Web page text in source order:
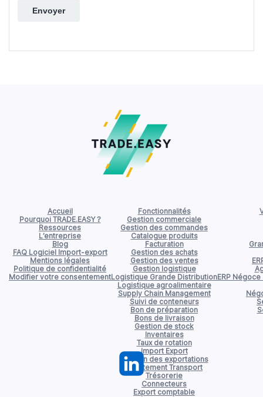
Accueil
Pourquoi TRADE.EASY ?
Ressources
L’entreprise
Blog
FAQ Logiciel Import-export
Mentions légales
Politique de confidentialité
Modifier votre consentement
Fonctionnalités
Gestion commerciale
Gestion des commandes
Catalogue produits
Facturation
Gestion des achats
Gestion des ventes
Gestion logistique
Logistique Grande Distribution
Logistique agroalimentaire
Supply Chain Management
Suivi de conteneurs
Bon de préparation
Bons de livraison
Gestion de stock
Inventaires
Taux de rotation
Import Export
Gestion des exportations
Affrètement Transport
Trésorerie
Connecteurs
Export comptable
ERP